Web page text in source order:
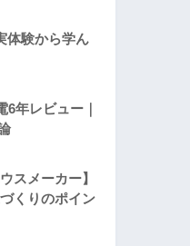
体験から学ん
6年レビュー｜
スメーカー】
くりのポイン